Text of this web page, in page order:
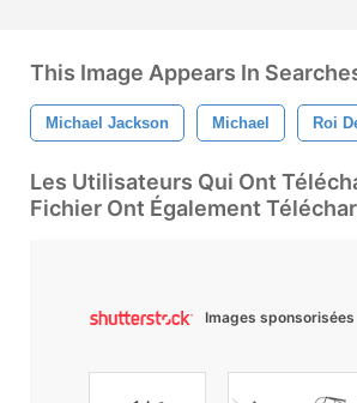
This Image Appears In
Michael Jackson Michael Roi
Les Utilisateurs Qui Ont
Fichier Ont Également
Images sponsorisées